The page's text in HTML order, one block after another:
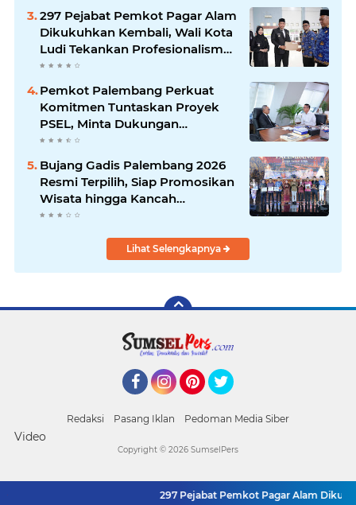
297 Pejabat Pemkot Pagar Alam
Dikukuhkan Kembali, Wali Kota
Ludi Tekankan Profesionalisme
ASN
Pemkot Palembang Perkuat
Komitmen Tuntaskan Proyek
PSEL, Minta Dukungan
Kemenko Pangan
Bujang Gadis Palembang 2026
Resmi Terpilih, Siap Promosikan
Wisata hingga Kancah
Internasional
Lihat Selengkapnya
Redaksi Pasang Iklan Pedoman Media Siber
Video
297 Pejabat Pemkot Pagar Alam Dikukuhkan
Copyright © 2026 SumselPers